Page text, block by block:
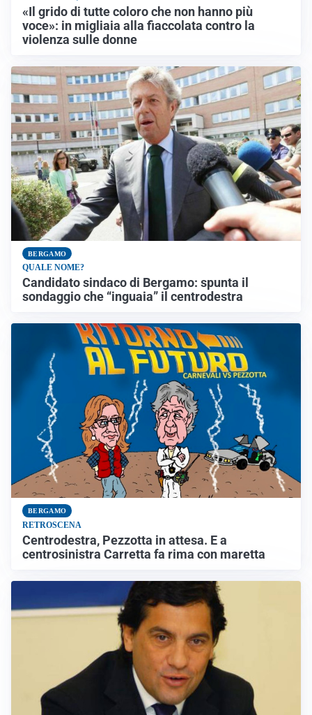
«Il grido di tutte coloro che non hanno più
voce»: in migliaia alla fiaccolata contro la
violenza sulle donne
BERGAMO
QUALE NOME?
Candidato sindaco di Bergamo: spunta il
sondaggio che “inguaia” il centrodestra
BERGAMO
RETROSCENA
Centrodestra, Pezzotta in attesa. E a
centrosinistra Carretta fa rima con maretta